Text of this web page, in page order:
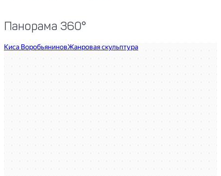
Панорама 360°